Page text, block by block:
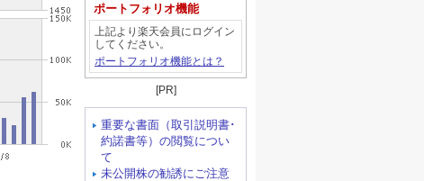
ポートフォリオ機能
上記より楽天会員にログイン
してください。
ポートフォリオ機能とは？
[PR]
重要な書面（取引説明書･
約諾書等）の閲覧につい
て
未公開株の勧誘にご注意